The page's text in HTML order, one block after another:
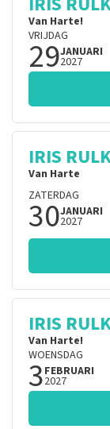
Van Harte!
VRIJDAG
29JANUARI
2027
IRIS
Van Harte
ZATERDAG
30JANUARI
2027
IRIS
Van Harte!
WOENSDAG
3FEBRUARI
2027